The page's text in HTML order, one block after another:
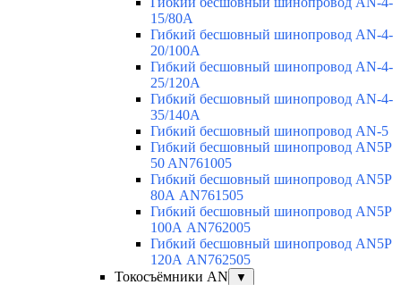
15/80A
Гибкий бесшовный шинопровод AN-4-
20/100A
Гибкий бесшовный шинопровод AN-4-
25/120A
Гибкий бесшовный шинопровод AN-4-
35/140A
Гибкий бесшовный шинопровод AN-5
Гибкий бесшовный шинопровод AN5P
50 AN761005
Гибкий бесшовный шинопровод AN5P
80А AN761505
Гибкий бесшовный шинопровод AN5P
100А AN762005
Гибкий бесшовный шинопровод AN5P
120А AN762505
Токосъёмники AN
▼